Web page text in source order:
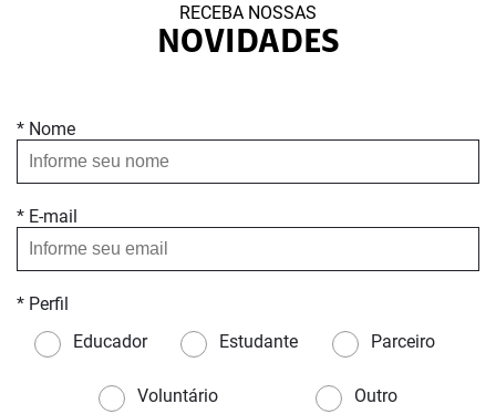
RECEBA NOSSAS
NOVIDADES
* Nome
* E-mail
* Perfil
Educador
Estudante Parceiro
Voluntário Outro